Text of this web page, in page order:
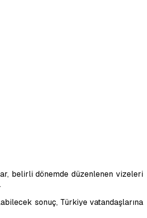
belirli dönemde düzenlenen vizeleri
sonuç, Türkiye vatandaşlarına